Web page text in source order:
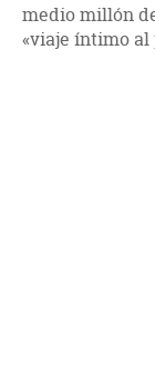
medio millón
«viaje íntimo al